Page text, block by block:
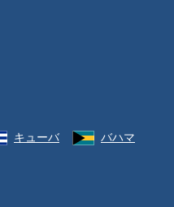
キューバ
バハマ